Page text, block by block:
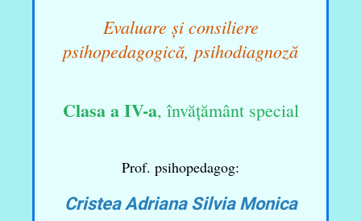
Evaluare și consiliere
psihopedagogică, psihodiagnoză
Clasa a IV-a, învățământ special
Prof. psihopedagog:
Cristea Adriana Silvia Monica